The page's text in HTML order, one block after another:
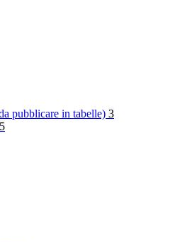
pubblicare in tabelle) 3
5